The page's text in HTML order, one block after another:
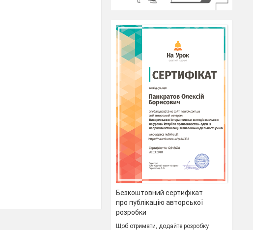
Безкоштовний сертифікат
про публікацію авторської
розробки
Щоб отримати, додайте розробку